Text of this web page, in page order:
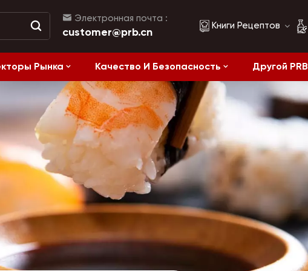
Электронная почта :
customer@prb.cn Книги Рецептов
Рецепты
Здоровое питание
Рынка Качество И Безопасность Другой PRB